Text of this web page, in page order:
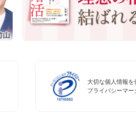
大切な個人情報
プライバシーマ